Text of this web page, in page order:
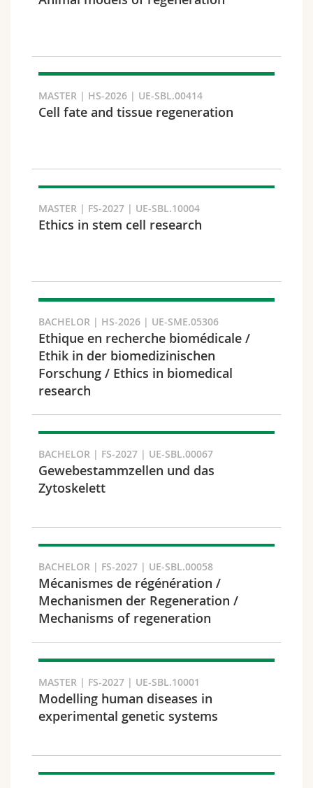
Math.-Nat. und Med. Fak.
Semester
Sprachen
Kursus
Fakultät und Bereich
Zielgruppe
Link kopieren
MASTER | HS-2026 | UE-SBL.00414
Cell fate and tissue regeneration
MASTER | FS-2027 | UE-SBL.10004
Ethics in stem cell research
BACHELOR | HS-2026 | UE-SME.05306
Ethique en recherche biomédicale /
Ethik in der biomedizinischen
Forschung / Ethics in biomedical
research
BACHELOR | FS-2027 | UE-SBL.00067
Gewebestammzellen und das
Zytoskelett
BACHELOR | FS-2027 | UE-SBL.00058
Mécanismes de régénération /
Mechanismen der Regeneration /
Mechanisms of regeneration
MASTER | FS-2027 | UE-SBL.10001
Modelling human diseases in
experimental genetic systems